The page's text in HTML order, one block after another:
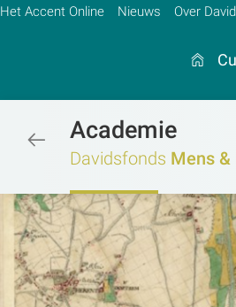
Het Accent Online Nieuws Over
/academie/
Academie
Davidsfonds Mens
Zoek:
Zoeken